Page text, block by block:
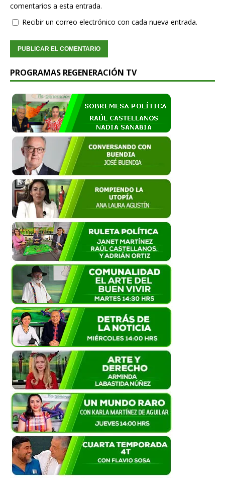
comentarios a esta entrada.
Recibir un correo electrónico con cada nueva entrada.
PROGRAMAS REGENERACIÓN TV